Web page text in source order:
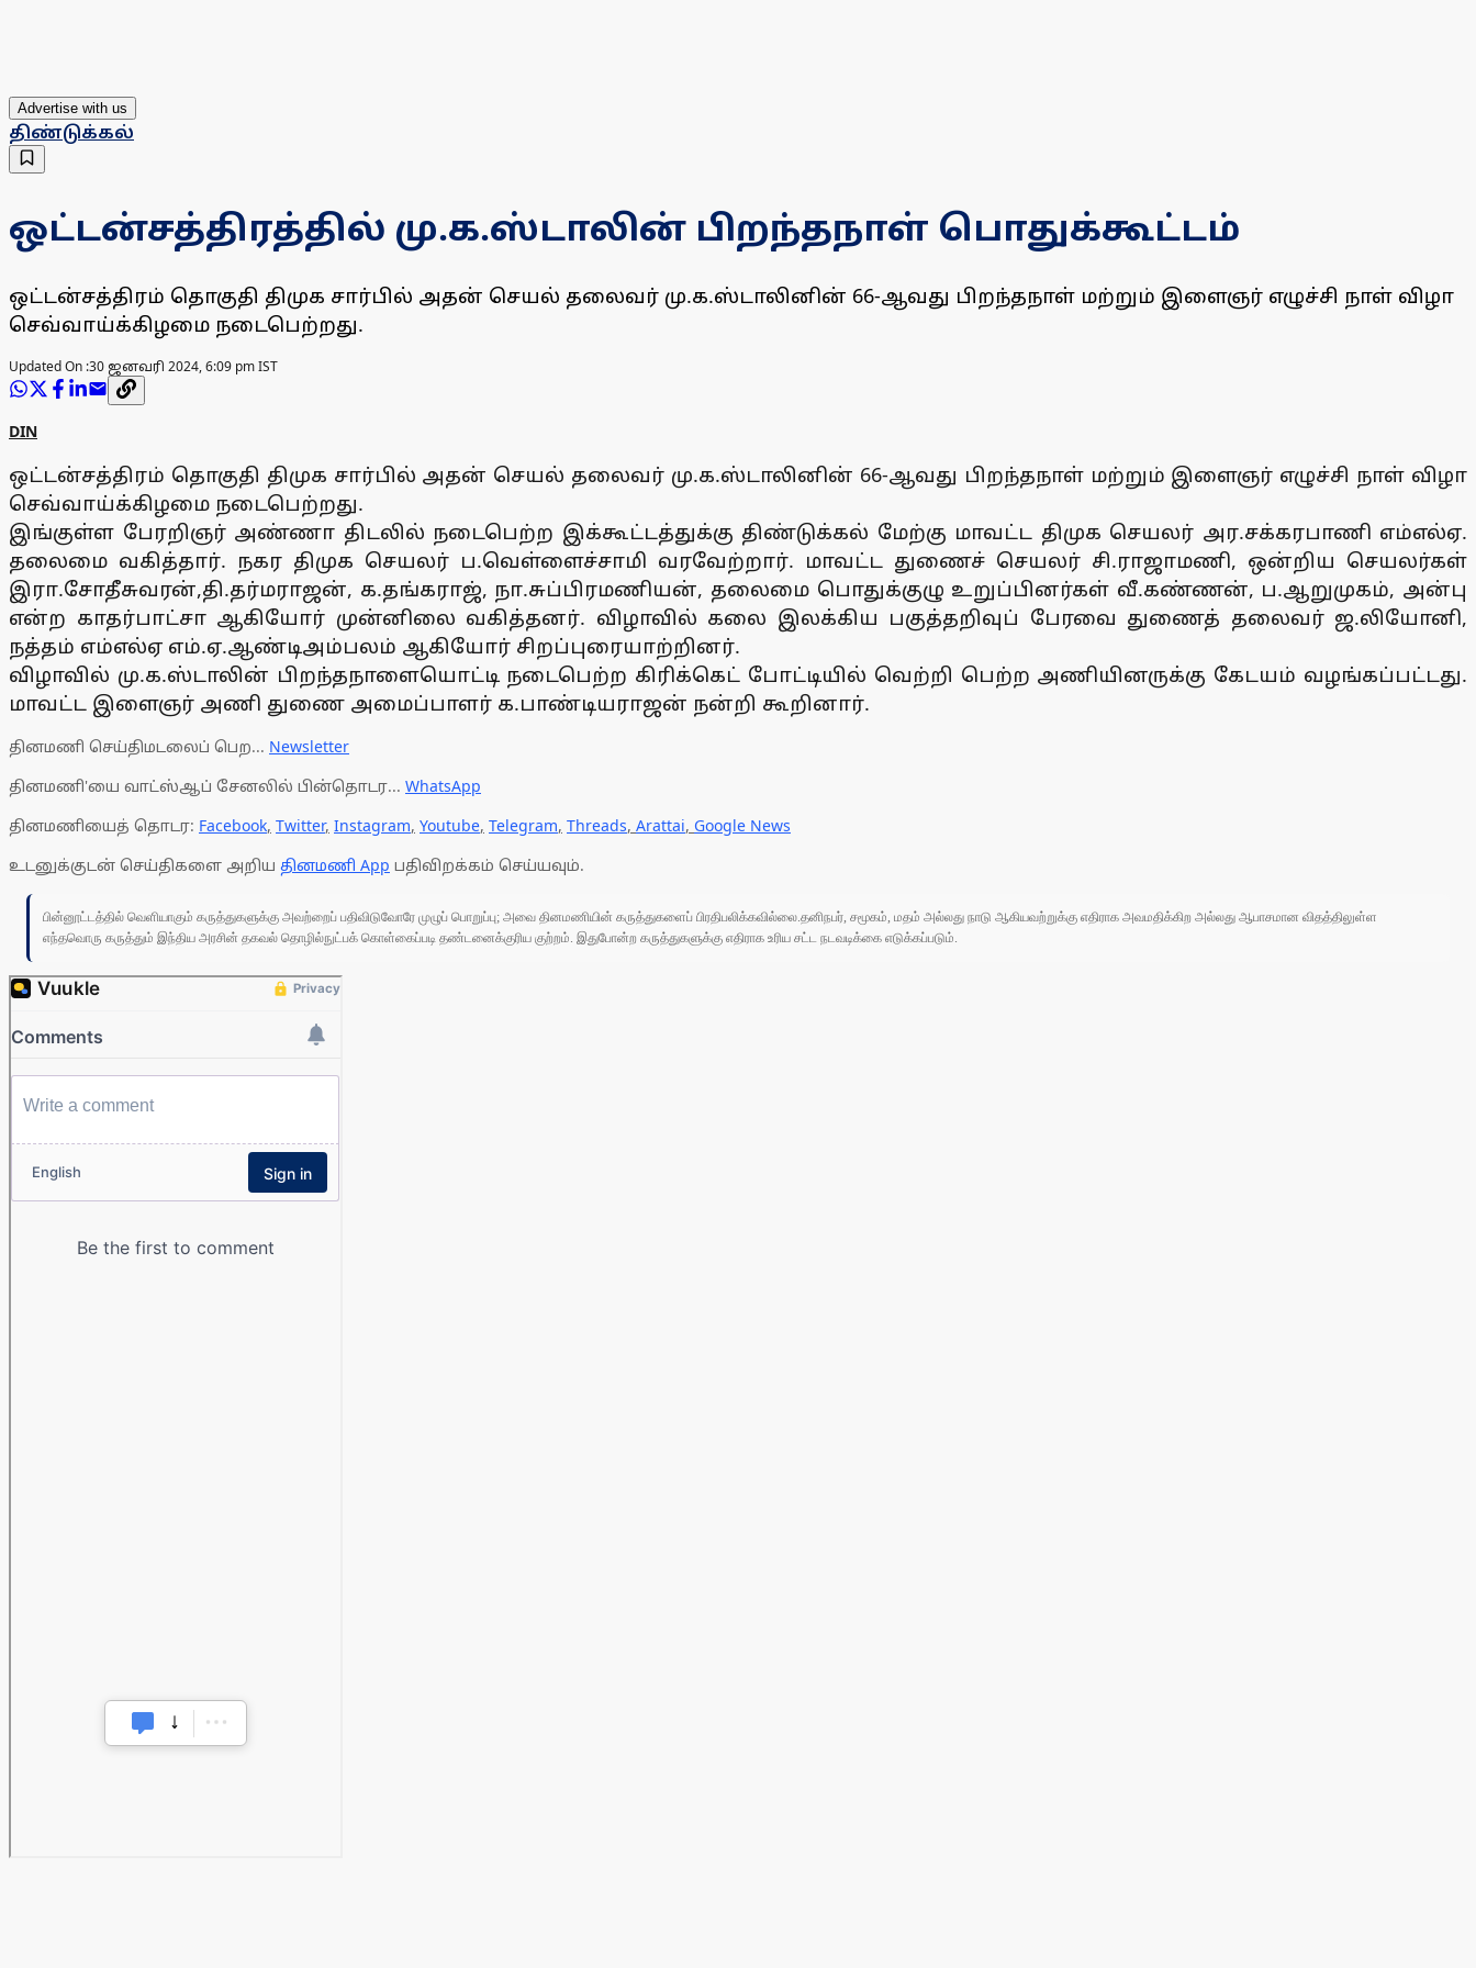
Advertise with us
திண்டுக்கல்
ஒட்டன்சத்திரத்தில் மு.க.ஸ்டாலின் பிறந்தநாள் பொதுக்கூட்டம்
ஒட்டன்சத்திரம் தொகுதி திமுக சார்பில் அதன் செயல் தலைவர் மு.க.ஸ்டாலினின் 66-ஆவது பிறந்தநாள் மற்றும் இளைஞர் எழுச்சி நாள் விழா
செவ்வாய்க்கிழமை நடைபெற்றது.
Updated On :30 ஜனவரி 2024, 6:09 pm IST
DIN
ஒட்டன்சத்திரம் தொகுதி திமுக சார்பில் அதன் செயல் தலைவர் மு.க.ஸ்டாலினின் 66-ஆவது பிறந்தநாள் மற்றும் இளைஞர் எழுச்சி நாள் விழா
செவ்வாய்க்கிழமை நடைபெற்றது.
இங்குள்ள பேரறிஞர் அண்ணா திடலில் நடைபெற்ற இக்கூட்டத்துக்கு திண்டுக்கல் மேற்கு மாவட்ட திமுக செயலர் அர.சக்கரபாணி எம்எல்ஏ.
தலைமை வகித்தார். நகர திமுக செயலர் ப.வெள்ளைச்சாமி வரவேற்றார். மாவட்ட துணைச் செயலர் சி.ராஜாமணி, ஒன்றிய செயலர்கள்
இரா.சோதீசுவரன்,தி.தர்மராஜன், க.தங்கராஜ், நா.சுப்பிரமணியன், தலைமை பொதுக்குழு உறுப்பினர்கள் வீ.கண்ணன், ப.ஆறுமுகம், அன்பு
என்ற காதர்பாட்சா ஆகியோர் முன்னிலை வகித்தனர். விழாவில் கலை இலக்கிய பகுத்தறிவுப் பேரவை துணைத் தலைவர் ஜ.லியோனி,
நத்தம் எம்எல்ஏ எம்.ஏ.ஆண்டிஅம்பலம் ஆகியோர் சிறப்புரையாற்றினர்.
விழாவில் மு.க.ஸ்டாலின் பிறந்தநாளையொட்டி நடைபெற்ற கிரிக்கெட் போட்டியில் வெற்றி பெற்ற அணியினருக்கு கேடயம் வழங்கப்பட்டது.
மாவட்ட இளைஞர் அணி துணை அமைப்பாளர் க.பாண்டியராஜன் நன்றி கூறினார்.
தினமணி செய்திமடலைப் பெற... Newsletter
தினமணி'யை வாட்ஸ்ஆப் சேனலில் பின்தொடர... WhatsApp
தினமணியைத் தொடர: Facebook, Twitter, Instagram, Youtube, Telegram, Threads, Arattai, Google News
உடனுக்குடன் செய்திகளை அறிய தினமணி App பதிவிறக்கம் செய்யவும்.
பின்னூட்டத்தில் வெளியாகும் கருத்துகளுக்கு அவற்றைப் பதிவிடுவோரே முழுப் பொறுப்பு; அவை தினமணியின் கருத்துகளைப் பிரதிபலிக்கவில்லை.தனிநபர், சமூகம், மதம் அல்லது நாடு ஆகியவற்றுக்கு எதிராக அவமதிக்கிற அல்லது ஆபாசமான விதத்திலுள்ள
எந்தவொரு கருத்தும் இந்திய அரசின் தகவல் தொழில்நுட்பக் கொள்கைப்படி தண்டனைக்குரிய குற்றம். இதுபோன்ற கருத்துகளுக்கு எதிராக உரிய சட்ட நடவடிக்கை எடுக்கப்படும்.